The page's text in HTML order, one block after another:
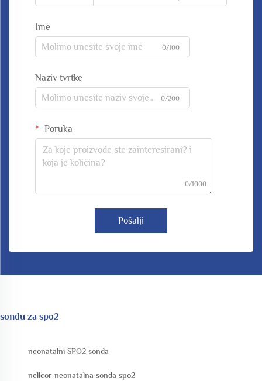
Ime
0/100
Naziv tvrtke
0/200
Poruka
0/1000
Pošalji
sondu za spo2
neonatalni SPO2 sonda
nellcor neonatalna sonda spo2